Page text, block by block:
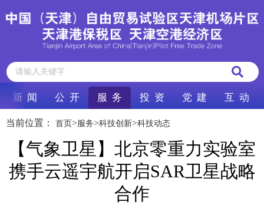
新 闻 公 开 服 务 投 资 党 建 互 动
当前位置： 首页>服务>科技创新>科技动态
【气象卫星】北京零重力实验室
携手云遥宇航开启SAR卫星战略
合作